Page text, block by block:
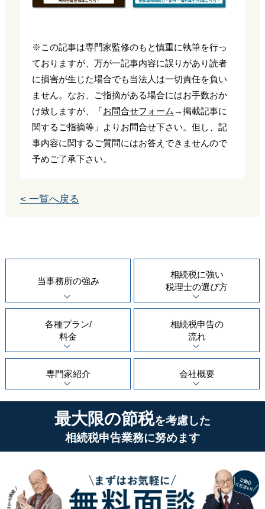
※この記事は専門家監修のもと慎重に執筆を行っ
ておりますが、万が一記事内容に誤りがあり読者
に損害が生じた場合でも当法人は一切責任を負い
ません。なお、ご指摘がある場合にはお手数おか
け致しますが、「お問合せフォーム →掲載記事に
関するご指摘等」よりお問合せ下さい。但し、記
事内容に関するご質問にはお答えできませんので
予めご了承下さい。
< 一覧へ戻る
当事務所の強み
相続税に強い
税理士の選び方
各種プラン/
料金
相続税申告の
流れ
専門家紹介 会社概要
最大限の節税を考慮した
相続税申告業務に努めます